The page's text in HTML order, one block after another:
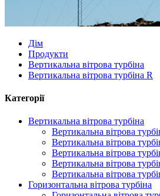
Дім
Продукти
Вертикальна вітрова турбіна
Вертикальна вітрова турбіна R
Категорії
Вертикальна вітрова турбіна
Вертикальна вітрова
Вертикальна вітрова
Вертикальна вітрова
Вертикальна вітрова
Вертикальна вітрова
Горизонтальна вітрова турбіна